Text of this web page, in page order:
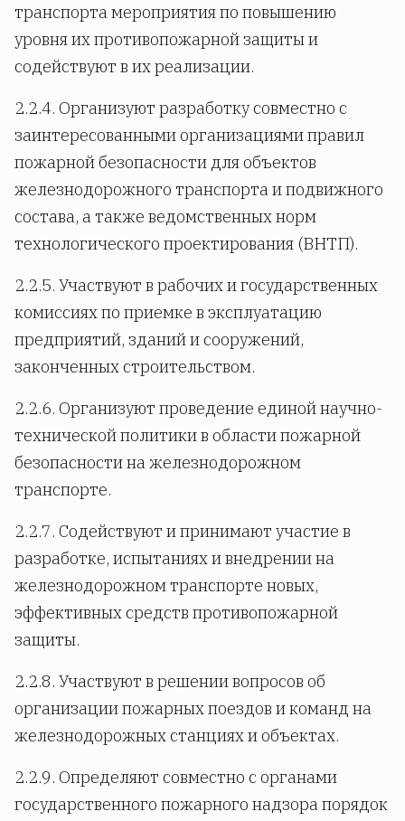
транспорта мероприятия по повышению
уровня их противопожарной защиты и
содействуют в их реализации.
2.2.4. Организуют разработку совместно с
заинтересованными организациями правил
пожарной безопасности для объектов
железнодорожного транспорта и подвижного
состава, а также ведомственных норм
технологического проектирования (ВНТП).
2.2.5. Участвуют в рабочих и государственных
комиссиях по приемке в эксплуатацию
предприятий, зданий и сооружений,
законченных строительством.
2.2.6. Организуют проведение единой научно-
технической политики в области пожарной
безопасности на железнодорожном
транспорте.
2.2.7. Содействуют и принимают участие в
разработке, испытаниях и внедрении на
железнодорожном транспорте новых,
эффективных средств противопожарной
защиты.
2.2.8. Участвуют в решении вопросов об
организации пожарных поездов и команд на
железнодорожных станциях и объектах.
2.2.9. Определяют совместно с органами
государственного пожарного надзора порядок